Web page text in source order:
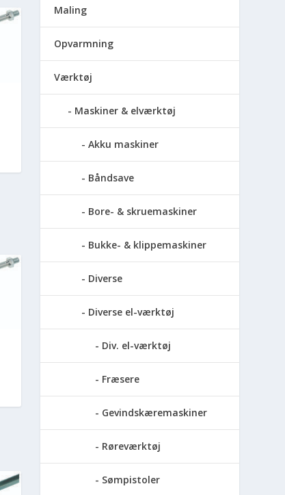
Maling
Opvarmning
Værktøj
Maskiner & elværktøj
Akku maskiner
Båndsave
Bore- & skruemaskiner
Bukke- & klippemaskiner
Diverse
Diverse el-værktøj
Div. el-værktøj
Fræsere
Gevindskæremaskiner
Røreværktøj
Sømpistoler